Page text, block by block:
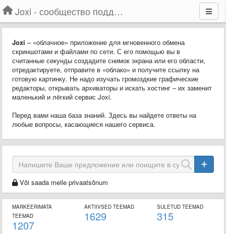
Joxi - сообщество поддержки
Joxi – «облачное» приложение для мгновенного обмена
скриншотами и файлами по сети. С его помощью вы в
считанные секунды создадите снимок экрана или его области,
отредактируете, отправите в «облако» и получите ссылку на
готовую картинку. Не надо изучать громоздкие графические
редакторы, открывать архиваторы и искать хостинг – их заменит
маленький и лёгкий сервис Joxi.
Перед вами наша база знаний. Здесь вы найдете ответы на
любые вопросы, касающиеся нашего сервиса.
Või saada meile privaatsõnum
MARKEERIMATA
TEEMAD
1207
AKTIIVSED TEEMAD
1629
SULETUD TEEMAD
315